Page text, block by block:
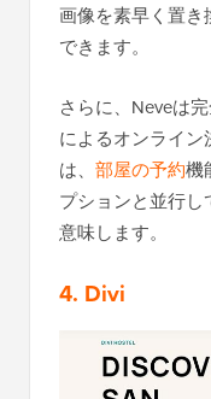
画像を素早く置
できます。
さらに、Neveは
によるオンライ
は、 部屋の予約機
プションと並行
意味します。
4. Divi